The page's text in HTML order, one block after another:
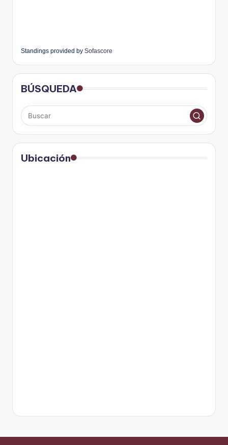
Standings provided by Sofascore
BÚSQUEDA
Ubicación